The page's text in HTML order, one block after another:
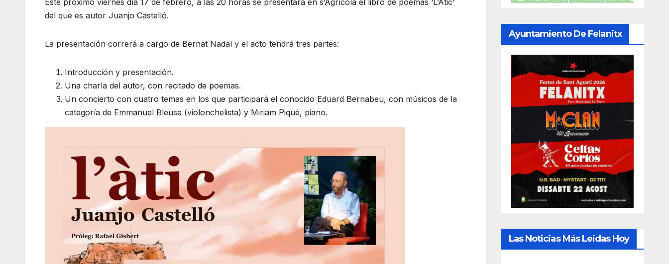
del que es autor Juanjo Castelló.
La presentación correrá a cargo de Bernat Nadal y el acto tendrá tres partes:
Introducción y presentación.
Una charla del autor, con recitado de poemas.
Un concierto con cuatro temas en los que participará el conocido Eduard Bernabeu, con músicos de la
categoría de Emmanuel Bleuse (violonchelista) y Miriam Piqué, piano.
Ayuntamiento De Felanitx
Las Noticias Más Leídas Hoy